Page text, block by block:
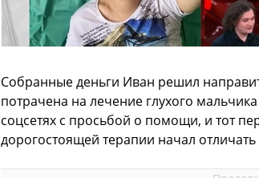
Собранные деньги Иван решил
потрачена на лечение глухого
соцсетях с просьбой о помощи, и тот
дорогостоящей терапии начал